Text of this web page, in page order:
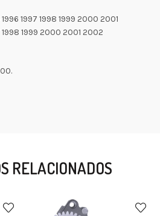
1997 1998 1999 2000 2001
1998 1999 2000 2001 2002
RELACIONADOS